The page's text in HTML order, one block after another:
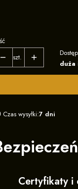
szt.
duża
Czas wysyłki:7 dni
Certyfikaty i